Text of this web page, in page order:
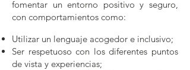
fomentar un entorno positivo y seguro,
con comportamientos como:
Utilizar un lenguaje acogedor e inclusivo;
Ser respetuoso con los diferentes puntos
de vista y experiencias;